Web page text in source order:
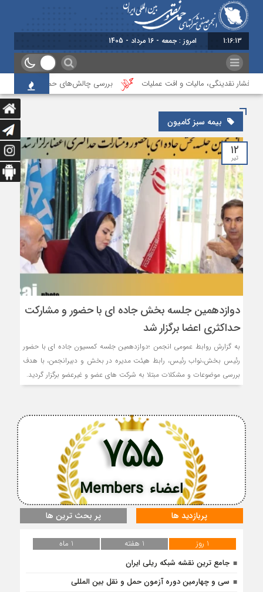
1:16:13 امروز : جمعه - 16 مرداد - 1405
فشار نقدینگی، مالیات و افت عملیات بررسی چالش‌های حمل ونقل کالا
بیمه سبز کامیون
۱۲
تیر
دوازدهمین جلسه بخش جاده ای با حضور و مشارکت
حداکثری اعضا برگزار شد
به گزارش روابط عمومی انجمن ؛دوازدهمین جلسه کمسیون جاده ای با حضور
رئیس بخش،نواب رئیس، رابط هیئت مدیره در بخش و دبیرانجمن، با هدف
بررسی موضوعات و مشکلات مبتلا به شرکت های عضو و غیرعضو برگزار گردید.
اعضاء Members
755
پربازدید ها پر بحث ترین ها
1 روز 1 هفته
1 ماه
جامع ترین نقشه شبکه ریلی ایران
سی و چهارمین دوره آزمون حمل و نقل بین المللی